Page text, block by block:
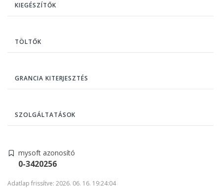
KIEGÉSZÍTŐK
TÖLTŐK
GRANCIA KITERJESZTÉS
SZOLGÁLTATÁSOK
mysoft azonosító
0-3420256
Adatlap frissítve: 2026. 06. 16. 19:24:04